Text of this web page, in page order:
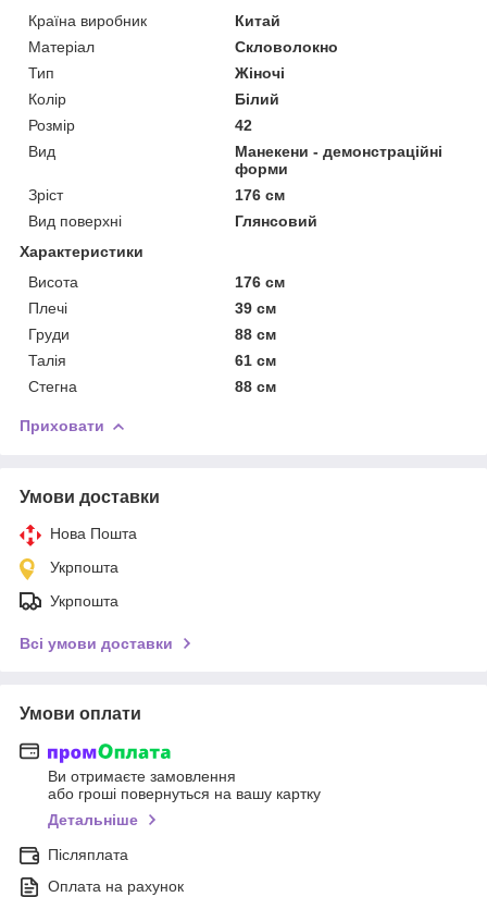
Країна виробник
Китай
Матеріал
Скловолокно
Тип
Жіночі
Колір
Білий
Розмір
42
Вид
Манекени - демонстраційні
форми
Зріст
176 см
Вид поверхні
Глянсовий
Характеристики
Висота
176 см
Плечі
39 см
Груди
88 см
Талія
61 см
Стегна
88 см
Приховати
Умови доставки
Нова Пошта
Укрпошта
Укрпошта
Всі умови доставки
Умови оплати
Ви отримаєте замовлення
або гроші повернуться на вашу картку
Детальніше
Післяплата
Оплата на рахунок